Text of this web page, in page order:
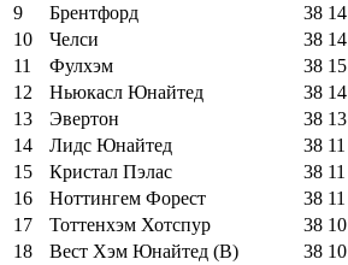
9
Брентфорд 38 14
10
Челси 38 14
11
Фулхэм 38 15
12
Ньюкасл Юнайтед 38 14
13
Эвертон 38 13
14
Лидс Юнайтед 38 11
15
Кристал Пэлас 38 11
16
Ноттингем Форест 38 11
17
Тоттенхэм Хотспур 38 10
18
Вест Хэм Юнайтед (В) 38 10